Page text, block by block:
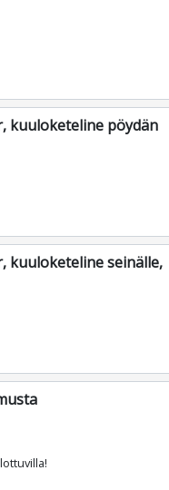
kuuloketeline pöydän
kuuloketeline seinälle,